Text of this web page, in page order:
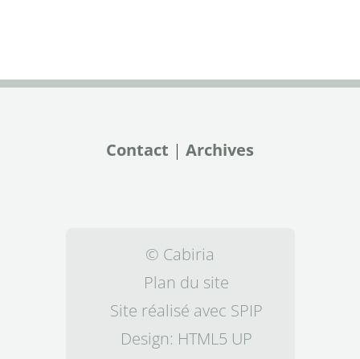
Contact | Archives
© Cabiria
Plan du site
Site réalisé avec SPIP
Design: HTML5 UP